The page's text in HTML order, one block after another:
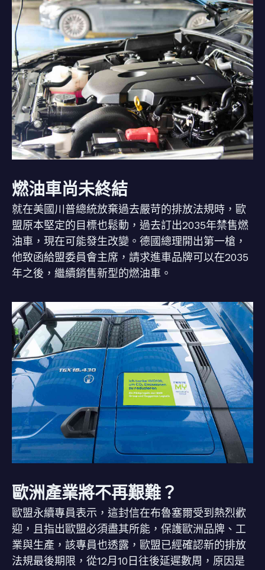
燃油車尚未終結
就在美國川普總統放棄過去嚴苛的排放法規時，歐
盟原本堅定的目標也鬆動，過去訂出2035年禁售燃
油車，現在可能發生改變。德國總理開出第一槍，
他致函給盟委員會主席，請求進車品牌可以在2035
年之後，繼續銷售新型的燃油車。
歐洲產業將不再艱難？
歐盟永續專員表示，這封信在布魯塞爾受到熱烈歡
迎，且指出歐盟必須盡其所能，保護歐洲品牌、工
業與生產，該專員也透露，歐盟已經確認新的排放
法規最後期限，從12月10日往後延遲數周，原因是